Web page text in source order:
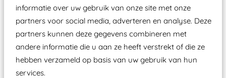
informatie over uw gebruik van onze site met onze
partners voor social media, adverteren en analyse. Deze
partners kunnen deze gegevens combineren met
andere informatie die u aan ze heeft verstrekt of die ze
hebben verzameld op basis van uw gebruik van hun
services.
certificering, uitgegeven door een Nederlands
aangewezen keuringsinstantie?
Wij ook speeltoestellen kunnen laten keuren zodat
ze toch binnen het Warenwetbesluit Attractie- en
Speeltoestellen vallen?